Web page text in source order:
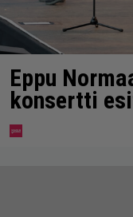
Eppu
konsertti